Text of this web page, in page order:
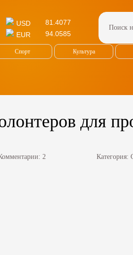
USD
81.4077
EUR
94.0585
Спорт Культура
для
2 Категория: